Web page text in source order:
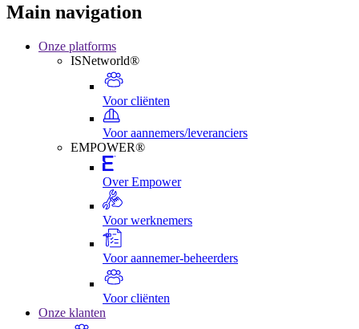
Main navigation
Onze platforms
ISNetworld®
Voor cliënten
Voor aannemers/leveranciers
EMPOWER®
Over Empower
Voor werknemers
Voor aannemer-beheerders
Voor cliënten
Onze klanten